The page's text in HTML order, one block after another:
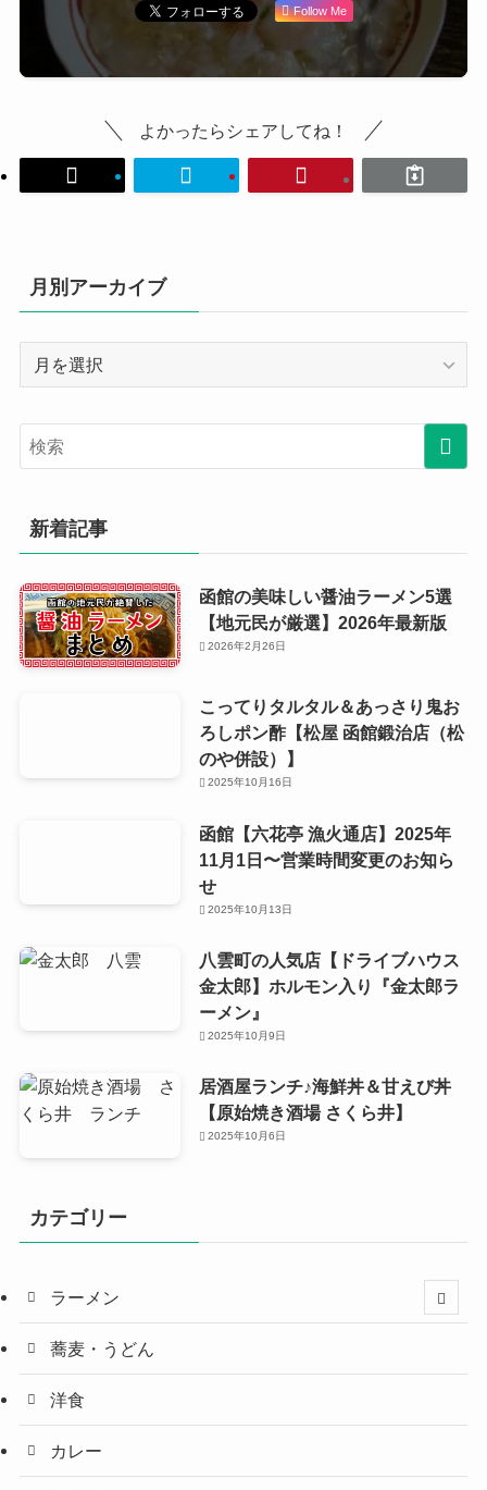
Follow Me
よかったらシェアしてね！
月別アーカイブ
ー
カ
ブ
新着記事
函館の美味しい醤油ラーメン5選
【地元民が厳選】2026年最新版
2026年2月26日
こってりタルタル＆あっさり鬼お
ろしポン酢【松屋 函館鍛治店（松
のや併設）】
2025年10月16日
函館【六花亭 漁火通店】2025年
11月1日〜営業時間変更のお知ら
せ
2025年10月13日
八雲町の人気店【ドライブハウス
金太郎】ホルモン入り『金太郎ラ
ーメン』
2025年10月9日
居酒屋ランチ♪海鮮丼＆甘えび丼
【原始焼き酒場 さくら井】
2025年10月6日
カテゴリー
ラーメン
蕎麦・うどん
洋食
カレー